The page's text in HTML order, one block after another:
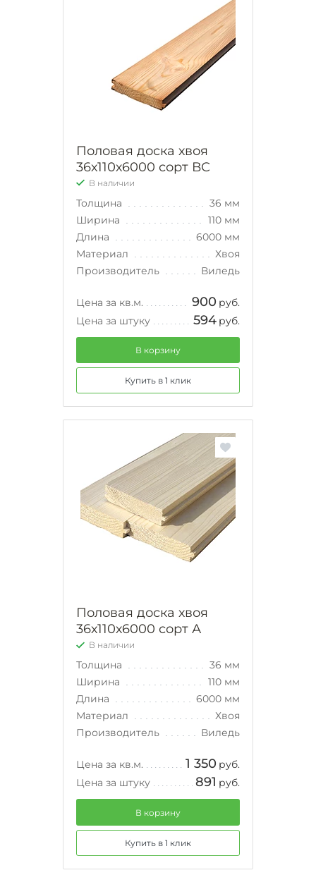
Половая доска хвоя
36х110х6000 сорт ВС
В наличии
Толщина
36 мм
Ширина
110 мм
Длина
6000 мм
Материал
Хвоя
Производитель
Виледь
Цена за кв.м. 900 руб.
Цена за штуку
594 руб.
В корзину
Купить в 1 клик
Половая доска хвоя
36х110х6000 сорт А
В наличии
Толщина
36 мм
Ширина
110 мм
Длина
6000 мм
Материал
Хвоя
Производитель
Виледь
Цена за кв.м. 1 350 руб.
Цена за штуку
891 руб.
В корзину
Купить в 1 клик